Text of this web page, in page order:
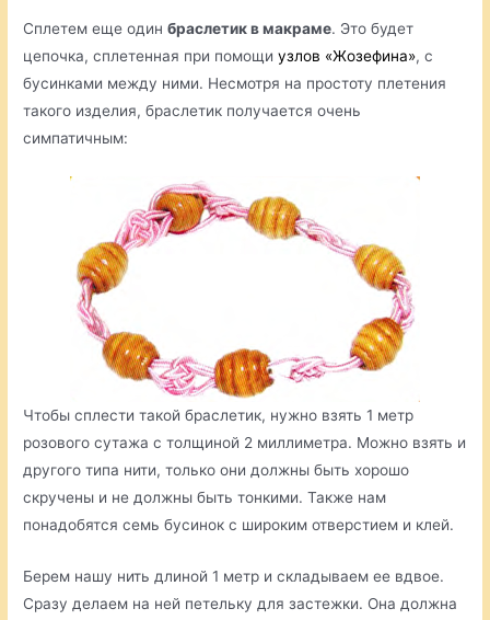
Сплетем еще одинбраслетик в макраме. Это будет
цепочка, сплетенная при помощиузлов «Жозефина», с
бусинками между ними. Несмотря на простоту плетения
такого изделия, браслетик получается очень
симпатичным:
Чтобы сплести такой браслетик, нужно взять 1 метр
розового сутажа с толщиной 2 миллиметра. Можно взять и
другого типа нити, только они должны быть хорошо
скручены и не должны быть тонкими. Также нам
понадобятся семь бусинок с широким отверстием и клей.
Берем нашу нить длиной 1 метр и складываем ее вдвое.
Сразу делаем на ней петельку для застежки. Она должна